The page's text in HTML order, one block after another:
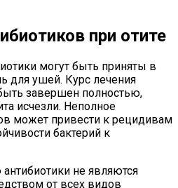
при отите
могут быть приняты в
для ушей. Курс лечения
завершен полностью,
исчезли. Неполное
может привести к рецидивам
бактерий к
не являются
от всех видов